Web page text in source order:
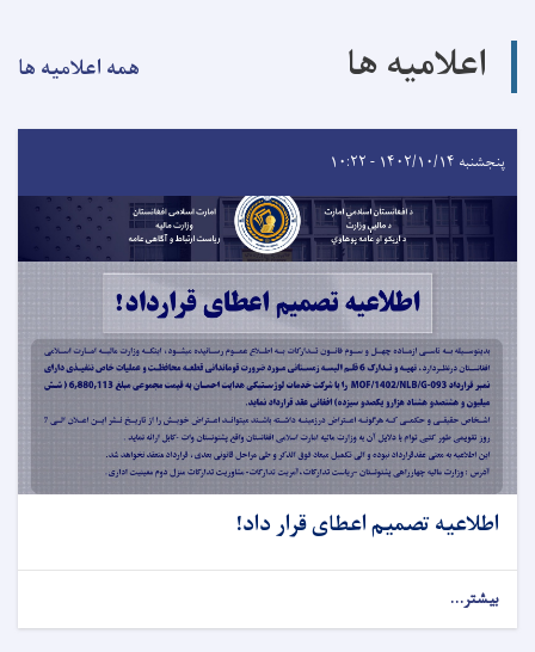
اعلامیه ها همه اعلامیه ها
پنجشنبه ۱۴۰۲/۱۰/۱۴ - ۱۰:۲۲
اطلاعیه تصمیم اعطای قرار داد!
بیشتر...